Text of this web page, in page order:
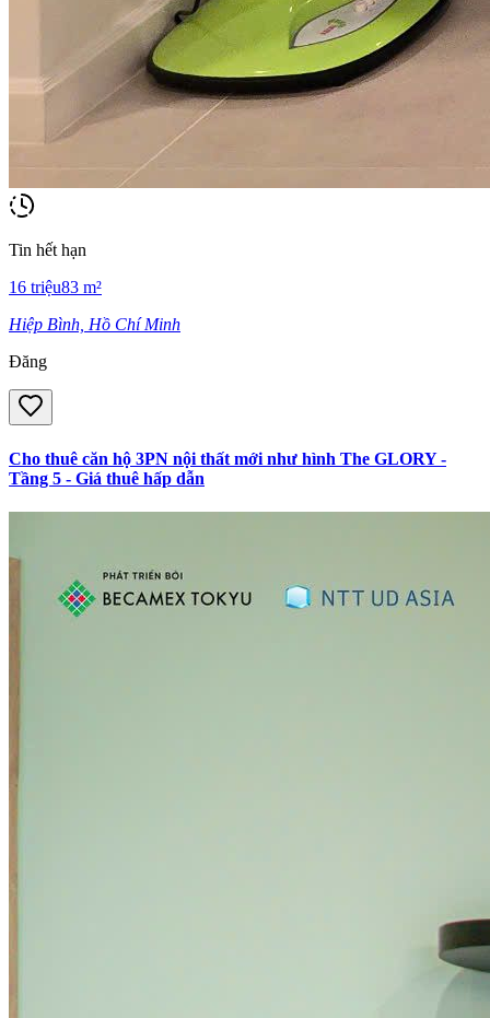
Tin hết hạn
16 triệu83 m²
Hiệp Bình, Hồ Chí Minh
Đăng
Cho thuê căn hộ 3PN nội thất mới như hình The GLORY -
Tầng 5 - Giá thuê hấp dẫn